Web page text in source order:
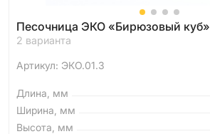
Песочница ЭКО «Бирюзовый куб»
2 варианта
Артикул: ЭКО.01.3
Длина, мм
Ширина, мм
Высота, мм